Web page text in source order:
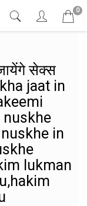
0
सेक्स
jaat in
nuskhe
in
lukman